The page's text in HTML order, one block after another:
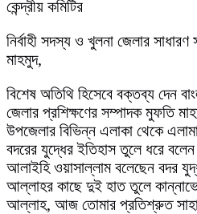
কেন্দ্রীয় কমিটির
নির্বাহী সদস্য ও খুলনা জেলার
মাহমুদ,
বিশেষ অতিথি হিসেবে বক্তব্য দেন
জেলার প্রশিক্ষণের সম্পাদক মুফতি
উপজেলার বিভিন্ন এলাকা থেকে
বদরের যুদ্ধের ইতিহাস তুলে ধরে বলেন
আলাইহি ওয়াসাল্লাম বলেছেন বদর
আল্লাহর কাছে দুই হাত তুলে
আল্লাহ, আজ তোমার প্রতিশ্রুত